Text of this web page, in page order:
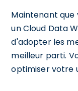
Maintenant que
un Cloud Data
d'adopter les
meilleur parti.
optimiser votre